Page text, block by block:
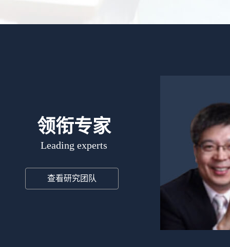
领衔专家
Leading experts
查看研究团队